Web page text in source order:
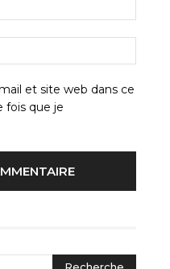
:*
:
et site web dans ce
fois que je